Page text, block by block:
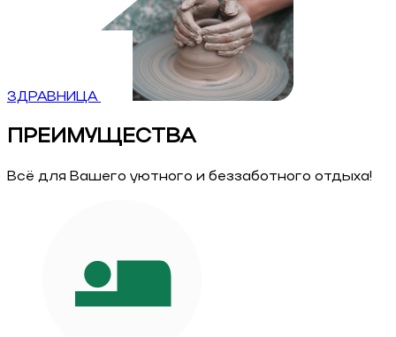
ЗДРАВНИЦА
ПРЕИМУЩЕСТВА
Всё для Вашего уютного и беззаботного отдыха!